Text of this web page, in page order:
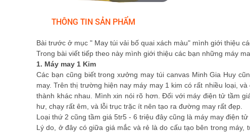
THÔNG TIN SẢN PHẨM
Bài trước ở mục " May túi vải bố quai xách màu" mình giới thiệu
Trong bài viết tiếp theo này mình giới thiệu các bạn những máy
1. Máy may 1 Kim
Các bạn cũng biết trong xưởng may túi canvas Minh Gia Huy
may. Trên thị trường hiện nay máy may 1 kim có rất nhiều loại,
thành khác nhau. Mình xin nói rõ hơn. Đối với máy điện tử tầm
hư, chạy rất êm, và lỗi trục trặc ít nên tạo ra đường may rất đẹp.
Loại thứ 2 cũng tầm giá 5tr5 - 6 triệu đây cũng là máy may điện
Lý do, ở đây có giữa giá mắc và rẻ là do cấu tạo bên trong